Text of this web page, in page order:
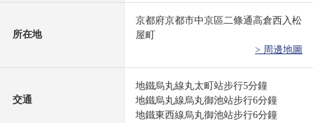
所在地
京都府京都市中京區二條通高倉西入松
屋町
> 周邊地圖
交通
地鐵烏丸線丸太町站步行5分鐘
地鐵烏丸線烏丸御池站步行6分鐘
地鐵東西線烏丸御池站步行6分鐘